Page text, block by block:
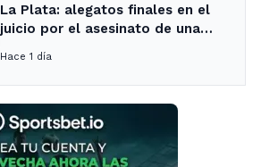
La Plata: alegatos finales en el
juicio por el asesinato de una
Hace 1 día